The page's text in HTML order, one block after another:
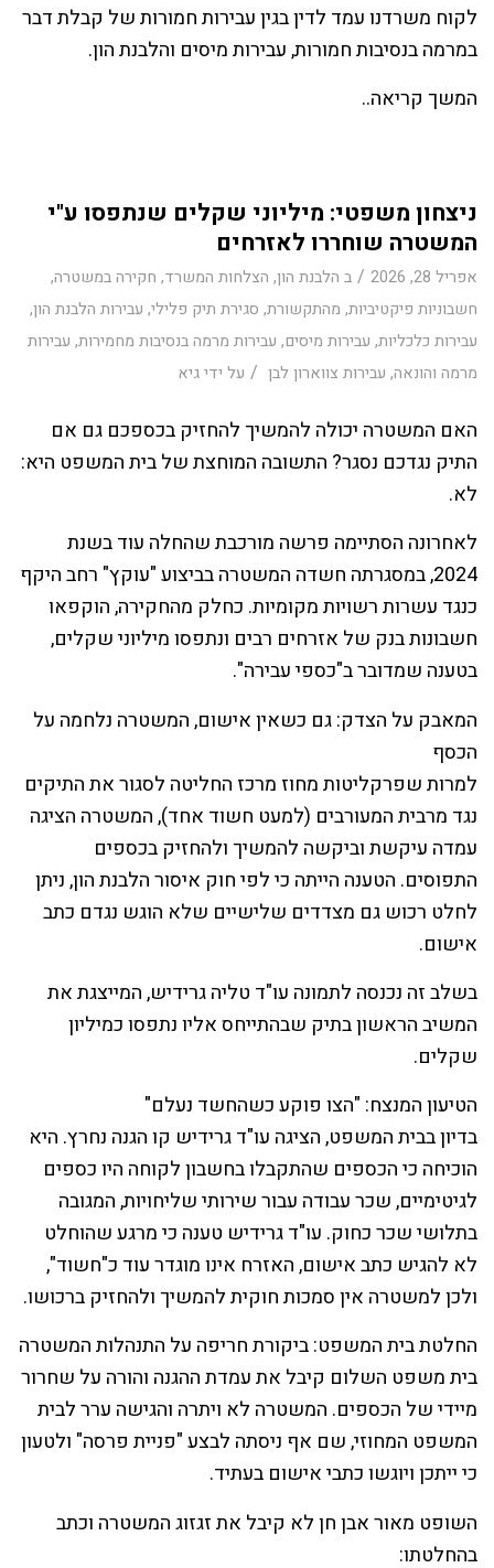
לקוח משרדנו עמד לדין בגין עבירות חמורות של קבלת דבר
במרמה בנסיבות חמורות, עבירות מיסים והלבנת הון.
המשך קריאה..
ניצחון משפטי: מיליוני שקלים שנתפסו ע"י
המשטרה שוחררו לאזרחים
אפריל 28, 2026 / ב הלבנת הון, הצלחות המשרד, חקירה במשטרה,
חשבוניות פיקטיביות, מהתקשורת, סגירת תיק פלילי, עבירות הלבנת הון,
עבירות כלכליות, עבירות מיסים, עבירות מרמה בנסיבות מחמירות, עבירות
מרמה והונאה, עבירות צווארון לבן / על ידיגיא
האם המשטרה יכולה להמשיך להחזיק בכספכם גם אם
התיק נגדכם נסגר? התשובה המוחצת של בית המשפט היא:
לא.
לאחרונה הסתיימה פרשה מורכבת שהחלה עוד בשנת
2024, במסגרתה חשדה המשטרה בביצוע "עוקץ" רחב היקף
כנגד עשרות רשויות מקומיות. כחלק מהחקירה, הוקפאו
חשבונות בנק של אזרחים רבים ונתפסו מיליוני שקלים,
בטענה שמדובר ב"כספי עבירה".
המאבק על הצדק: גם כשאין אישום, המשטרה נלחמה על
הכסף
למרות שפרקליטות מחוז מרכז החליטה לסגור את התיקים
נגד מרבית המעורבים (למעט חשוד אחד), המשטרה הציגה
עמדה עיקשת וביקשה להמשיך ולהחזיק בכספים
התפוסים. הטענה הייתה כי לפי חוק איסור הלבנת הון, ניתן
לחלט רכוש גם מצדדים שלישיים שלא הוגש נגדם כתב
אישום.
בשלב זה נכנסה לתמונה עו"ד טליה גרידיש, המייצגת את
המשיב הראשון בתיק שבהתייחס אליו נתפסו כמיליון
שקלים.
הטיעון המנצח: "הצו פוקע כשהחשד נעלם"
בדיון בבית המשפט, הציגה עו"ד גרידיש קו הגנה נחרץ. היא
הוכיחה כי הכספים שהתקבלו בחשבון לקוחה היו כספים
לגיטימיים, שכר עבודה עבור שירותי שליחויות, המגובה
בתלושי שכר כחוק. עו"ד גרידיש טענה כי מרגע שהוחלט
לא להגיש כתב אישום, האזרח אינו מוגדר עוד כ"חשוד",
ולכן למשטרה אין סמכות חוקית להמשיך ולהחזיק ברכושו.
החלטת בית המשפט: ביקורת חריפה על התנהלות המשטרה
בית משפט השלום קיבל את עמדת ההגנה והורה על שחרור
מיידי של הכספים. המשטרה לא ויתרה והגישה ערר לבית
המשפט המחוזי, שם אף ניסתה לבצע "פניית פרסה" ולטעון
כי ייתכן ויוגשו כתבי אישום בעתיד.
השופט מאור אבן חן לא קיבל את זגזוג המשטרה וכתב
בהחלטתו: